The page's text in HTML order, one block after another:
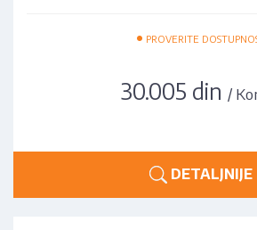
• PROVERITE
30.005 din /
DETALJNIJE